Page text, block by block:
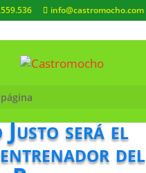
info@castromocho.com
será el
del